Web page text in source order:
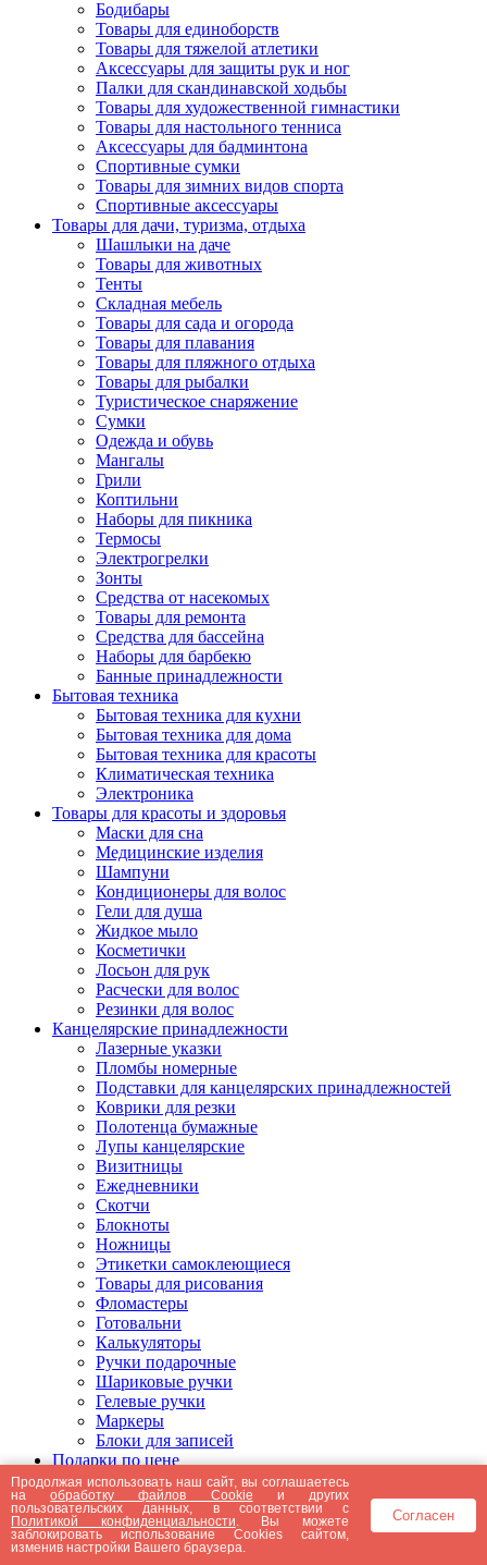
Бодибары
Товары для единоборств
Товары для тяжелой атлетики
Аксессуары для защиты рук и ног
Палки для скандинавской ходьбы
Товары для художественной гимнастики
Товары для настольного тенниса
Аксессуары для бадминтона
Спортивные сумки
Товары для зимних видов спорта
Спортивные аксессуары
Товары для дачи, туризма, отдыха
Шашлыки на даче
Товары для животных
Тенты
Складная мебель
Товары для сада и огорода
Товары для плавания
Товары для пляжного отдыха
Товары для рыбалки
Туристическое снаряжение
Сумки
Одежда и обувь
Мангалы
Грили
Коптильни
Наборы для пикника
Термосы
Электрогрелки
Зонты
Средства от насекомых
Товары для ремонта
Средства для бассейна
Наборы для барбекю
Банные принадлежности
Бытовая техника
Бытовая техника для кухни
Бытовая техника для дома
Бытовая техника для красоты
Климатическая техника
Электроника
Товары для красоты и здоровья
Маски для сна
Медицинские изделия
Шампуни
Кондиционеры для волос
Гели для душа
Жидкое мыло
Косметички
Лосьон для рук
Расчески для волос
Резинки для волос
Канцелярские принадлежности
Лазерные указки
Пломбы номерные
Подставки для канцелярских принадлежностей
Коврики для резки
Полотенца бумажные
Лупы канцелярские
Визитницы
Ежедневники
Скотчи
Блокноты
Ножницы
Этикетки самоклеющиеся
Товары для рисования
Фломастеры
Готовальни
Калькуляторы
Ручки подарочные
Шариковые ручки
Гелевые ручки
Маркеры
Блоки для записей
Подарки по цене
Подарки от 5000 рублей
Подарки до 5000 рублей
Подарки до 3000 рублей
Подарки до 2000 рублей
Подарки до 1000 рублей
Продолжая использовать наш сайт, вы соглашаетесь
наобработку файлов Cookie и других
пользовательских данных, в соответствии с
Политикой конфиденциальности . Вы можете
заблокировать использование Cookies сайтом,
изменив настройки Вашего браузера.
Согласен